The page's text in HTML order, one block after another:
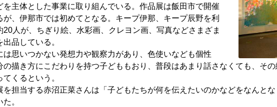
を主体とした事業に取り組んでいる。作品展は飯田市で開催
が、伊那市では初めてとなる。キープ伊那、キープ辰野を利
20人が、ちぎり絵、水彩画、クレヨン画、写真などさまざま
出品している。
思いつかない発想力や観察力があり、色使いなども個性
の描き方にこだわりを持つ子どももおり、普段はあまり話さなくても、そ
てくるという。
担当する赤沼正菜さんは「子どもたちが何を伝えたいのかなどをなんと
。